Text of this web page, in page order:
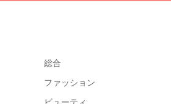
総合
ファッション
ビューティ